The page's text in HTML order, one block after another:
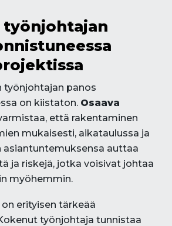
työnjohtajan
panos
on kiistaton. Osaava
että rakentaminen
mukaisesti, aikataulussa ja
asiantuntemuksensa auttaa
ja riskejä, jotka voisivat johtaa
myöhemmin.
erityisen tärkeää
työnjohtaja tunnistaa